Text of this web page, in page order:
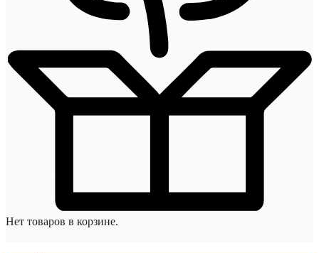
Нет товаров в корзине.